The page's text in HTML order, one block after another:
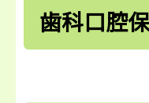
歯科口腔